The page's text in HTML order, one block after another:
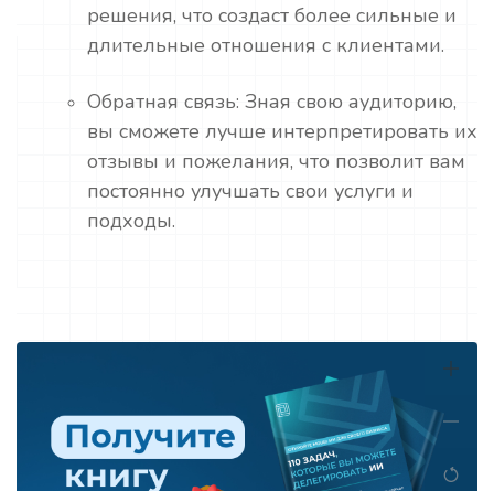
решения, что создаст более сильные и
длительные отношения с клиентами.
Обратная связь: Зная свою аудиторию,
вы сможете лучше интерпретировать их
отзывы и пожелания, что позволит вам
постоянно улучшать свои услуги и
подходы.